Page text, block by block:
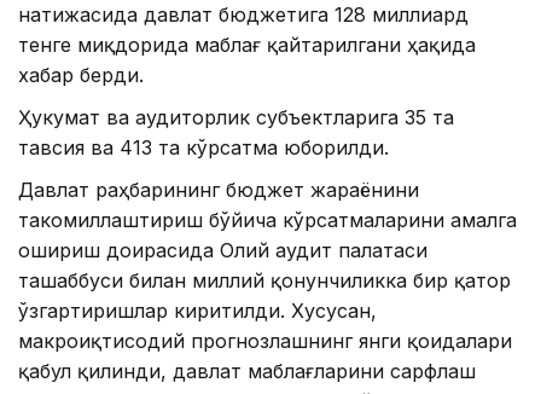
натижасида давлат бюджетига 128 миллиард
тенге миқдорида маблағ қайтарилгани ҳақида
хабар берди.
Ҳукумат ва аудиторлик субъектларига 35 та
тавсия ва 413 та кўрсатма юборилди.
Давлат раҳбарининг бюджет жараёнини
такомиллаштириш бўйича кўрсатмаларини амалга
ошириш доирасида Олий аудит палатаси
ташаббуси билан миллий қонунчиликка бир қатор
ўзгартиришлар киритилди. Хусусан,
макроиқтисодий прогнозлашнинг янги қоидалари
қабул қилинди, давлат маблағларини сарфлаш